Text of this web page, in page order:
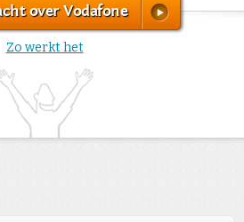
over Vodafone
Zo werkt het